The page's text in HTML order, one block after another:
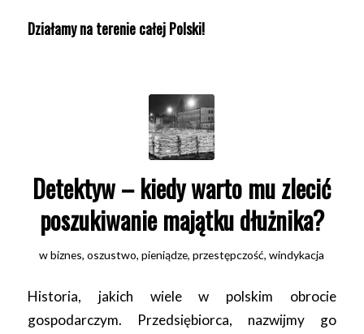
Działamy na terenie całej Polski!
Detektyw – kiedy warto mu zlecić
poszukiwanie majątku dłużnika?
wbiznes,oszustwo,pieniądze,przestępczość,windykacja
Historia, jakich wiele w polskim obrocie
gospodarczym. Przedsiębiorca, nazwijmy go